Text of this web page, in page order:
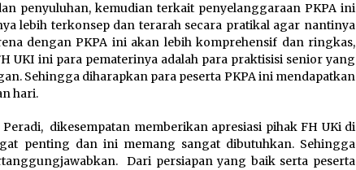
penyuluhan, kemudian terkait penyelanggaraan PKPA ini
lebih terkonsep dan terarah secara pratikal agar nantinya
dengan PKPA ini akan lebih komprehensif dan ringkas,
UKI ini para pematerinya adalah para praktisisi senior yang
Sehingga diharapkan para peserta PKPA ini mendapatkan
hari.
dikesempatan memberikan apresiasi pihak FH UKi di
penting dan ini memang sangat dibutuhkan. Sehingga
Dari persiapan yang baik serta peserta